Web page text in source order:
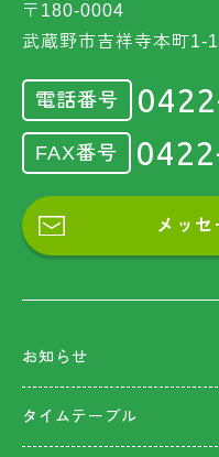
〒180-0004
武蔵野市吉祥寺本町1-
電話番号
FAX番号
メッ
お知らせ
タイムテーブル